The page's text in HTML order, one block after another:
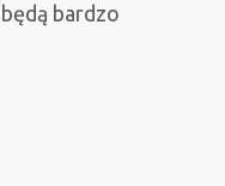
bardzo